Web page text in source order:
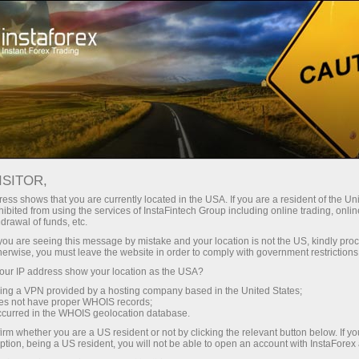
Hisob-varag'ini tez ochish Savdo platformasi
Endi ish
uchun
Investorlar uchun Hamkorlar uchun
Paolo Greco
hisob-varag‘ini ochish
Kriptovalyutalar
Mum tahlili
tahlil
shows that you are currently located in the USA. If you are a resident of the
from using the services of InstaFintech Group including online trading,
of funds, etc.
are seeing this message by mistake and your location is not the US, kindly
you must leave the website in order to comply with government
IP address show your location as the USA?
a VPN provided by a hosting company based in the United States;
not have proper WHOIS records;
in the WHOIS geolocation database.
whether you are a US resident or not by clicking the relevant button below. If
being a US resident, you will not be able to open an account with InstaForex